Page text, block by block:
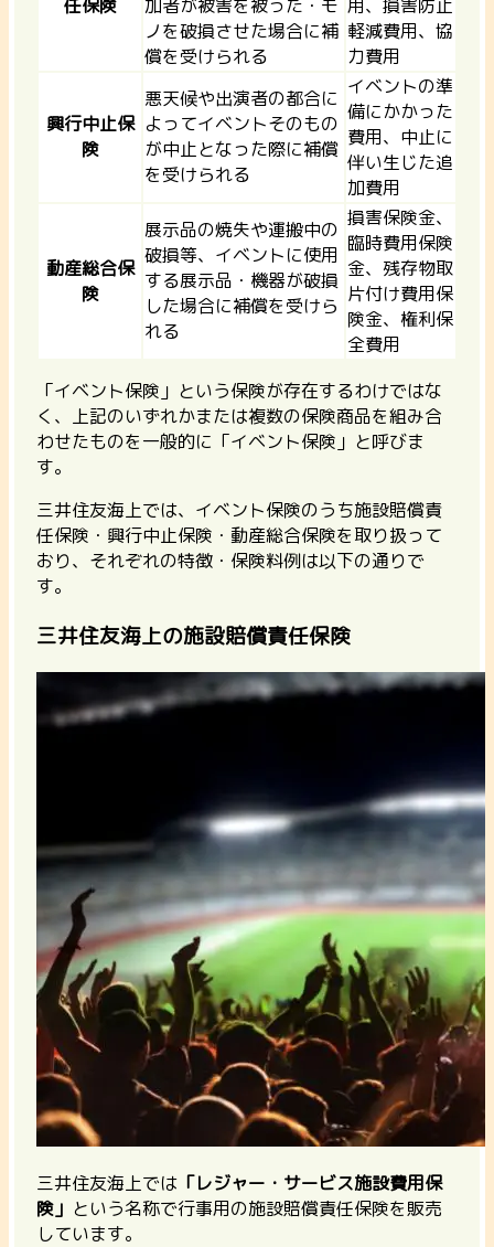
任保険
加者が被害を被った・モ
ノを破損させた場合に補
償を受けられる
用、損害防止
軽減費用、協
力費用
興行中止保
険
悪天候や出演者の都合に
よってイベントそのもの
が中止となった際に補償
を受けられる
イベントの準
備にかかった
費用、中止に
伴い生じた追
加費用
動産総合保
険
展示品の焼失や運搬中の
破損等、イベントに使用
する展示品・機器が破損
した場合に補償を受けら
れる
損害保険金、
臨時費用保険
金、残存物取
片付け費用保
険金、権利保
全費用
「イベント保険」という保険が存在するわけではな
く、上記のいずれかまたは複数の保険商品を組み合
わせたものを一般的に「イベント保険」と呼びま
す。
三井住友海上では、イベント保険のうち施設賠償責
任保険・興行中止保険・動産総合保険を取り扱って
おり、それぞれの特徴・保険料例は以下の通りで
す。
三井住友海上の施設賠償責任保険
三井住友海上では 「レジャー・サービス施設費用保
険」 という名称で行事用の施設賠償責任保険を販売
しています。